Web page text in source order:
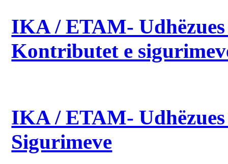
IKA / ETAM-
Kontributet e
IKA / ETAM-
Sigurimeve